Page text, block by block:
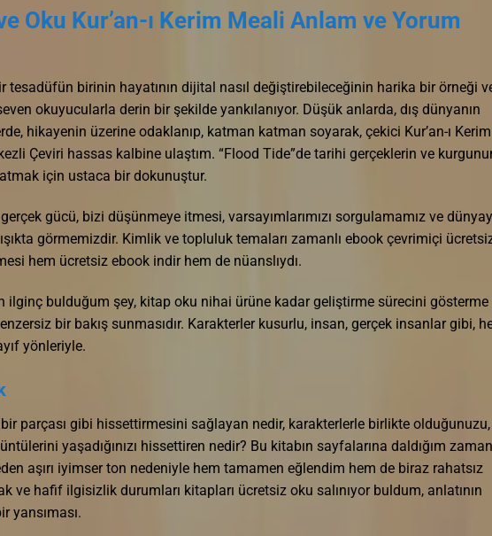
Oku Kur’an-ı Kerim Meali Anlam ve Yorum
tesadüfün birinin hayatının dijital nasıl değiştirebileceğinin harika bir örneği
okuyucularla derin bir şekilde yankılanıyor. Düşük anlarda, dış dünyanın
hikayenin üzerine odaklanıp, katman katman soyarak, çekici Kur’an-ı Kerim
Çeviri hassas kalbine ulaştım. “Flood Tide”de tarihi gerçeklerin ve
için ustaca bir dokunuştur.
gücü, bizi düşünmeye itmesi, varsayımlarımızı sorgulamamız ve
görmemizdir. Kimlik ve topluluk temaları zamanlı ebook çevrimiçi
hem ücretsiz ebook indir hem de nüanslıydı.
ilginç bulduğum şey, kitap oku nihai ürüne kadar geliştirme sürecini gösterme
bir bakış sunmasıdır. Karakterler kusurlu, insan, gerçek insanlar gibi,
yönleriyle.
parçası gibi hissettirmesini sağlayan nedir, karakterlerle birlikte olduğunuzu,
yaşadığınızı hissettiren nedir? Bu kitabın sayfalarına daldığım
aşırı iyimser ton nedeniyle hem tamamen eğlendim hem de biraz rahatsız
ve hafif ilgisizlik durumları kitapları ücretsiz oku salınıyor buldum, anlatının
yansıması.